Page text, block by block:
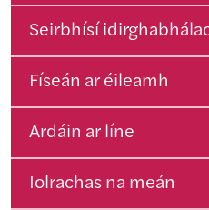
Seirbhísí
Físeán ar éileamh
Ardáin ar líne
Iolrachas na meán